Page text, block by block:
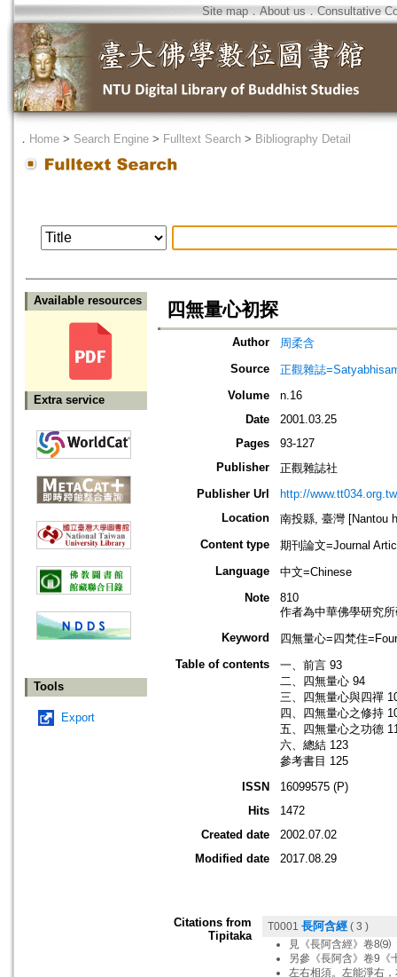
Site map．About us ． Consultative
． Home > Search Engine > Fulltext Search > Bibliography Detail
Available resources
Extra service
Tools
Export
四無量心初探
Author
周柔含
Source
正觀雜誌
Volume
n.16
Date
2001.03.25
Pages
93-127
Publisher
正觀雜誌社
Publisher Url
http://
Location
南投縣, 臺灣 [Nantou
Content type
期刊論文=Journal
Language
中文=Chinese
Note
810
作者為中華佛學研究
Keyword
四無量心=四梵住
Table of contents
一、前言 93
二、四無量心 94
三、四無量心與四禪
四、四無量心之修持
五、四無量心之功德
六、總結 123
參考書目 125
ISSN
16099575 (P)
Hits
1472
Created date
2002.07.02
Modified date
2017.08.29
Citations from
Tipitaka
T0001 長阿含經 ( 3 )
見《長阿含經》卷8⑼
另參《長阿含》卷9《
左右相須。左能淨右